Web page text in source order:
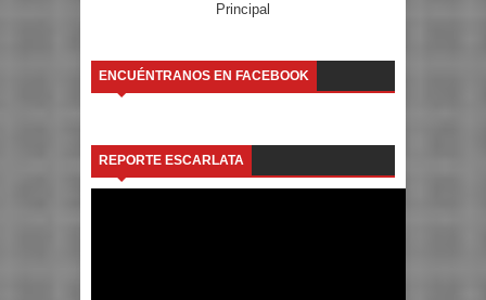
Principal
ENCUÉNTRANOS EN FACEBOOK
REPORTE ESCARLATA